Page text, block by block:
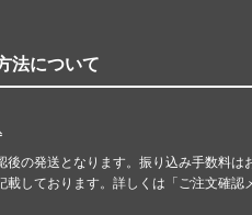
法について
後の発送となります。振り込み手数料
載しております。詳しくは「ご注文確認